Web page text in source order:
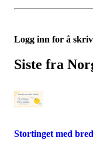
Logg inn for å
Siste fra
Stortinget med